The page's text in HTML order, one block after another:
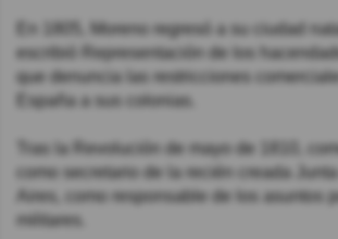
En 1805, Moreno regresó a su ciudad
escribió Representación de los
que denuncia las restricciones
España a sus colonias.
Tras la Revolución de mayo de 1810,
como secretario de la recién creada
Aires, como responsable de los asuntos
militares.